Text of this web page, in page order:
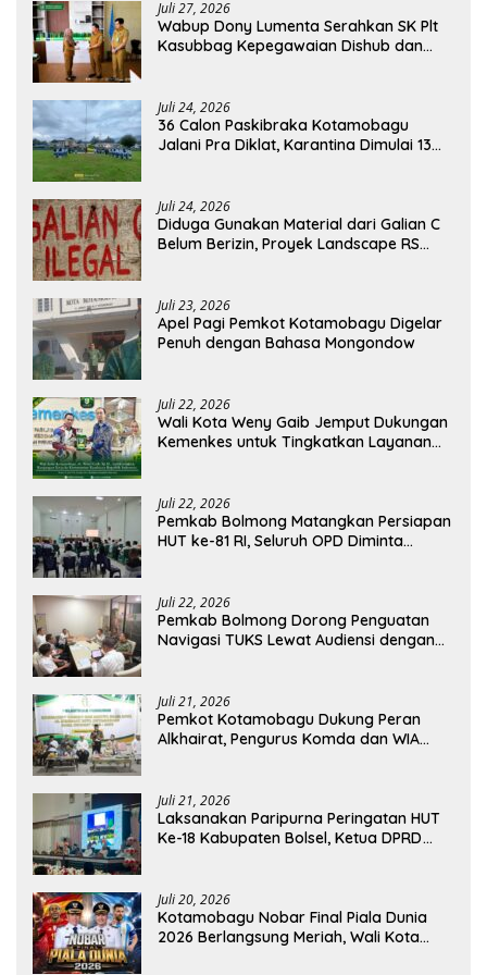
Juli 27, 2026
Wabup Dony Lumenta Serahkan SK Plt
Kasubbag Kepegawaian Dishub dan
Juli 24, 2026
36 Calon Paskibraka Kotamobagu
Jalani Pra Diklat, Karantina Dimulai 13
Juli 24, 2026
Diduga Gunakan Material dari Galian C
Belum Berizin, Proyek Landscape RS
Juli 23, 2026
Apel Pagi Pemkot Kotamobagu Digelar
Penuh dengan Bahasa Mongondow
Juli 22, 2026
Wali Kota Weny Gaib Jemput Dukungan
Kemenkes untuk Tingkatkan Layanan
Juli 22, 2026
Pemkab Bolmong Matangkan Persiapan
HUT ke-81 RI, Seluruh OPD Diminta
Juli 22, 2026
Pemkab Bolmong Dorong Penguatan
Navigasi TUKS Lewat Audiensi dengan
Juli 21, 2026
Pemkot Kotamobagu Dukung Peran
Alkhairat, Pengurus Komda dan WIA
Juli 21, 2026
Laksanakan Paripurna Peringatan HUT
Ke-18 Kabupaten Bolsel, Ketua DPRD
Juli 20, 2026
Kotamobagu Nobar Final Piala Dunia
2026 Berlangsung Meriah, Wali Kota